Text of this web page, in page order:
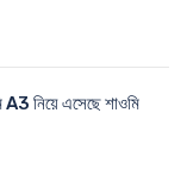
A3 নিয়ে এসেছে শাওমি